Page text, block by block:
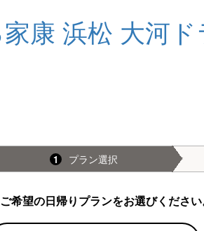
1 プラン選択
ご希望の日帰りプランをお選びください